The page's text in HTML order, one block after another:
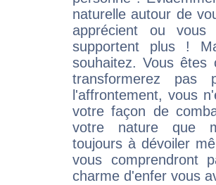
naturelle autour de
apprécient ou
supportent plus !
souhaitez. Vous
transformerez
l'affrontement, vous
votre façon de
votre nature que
toujours à dévoiler
vous comprendront
charme d'enfer vous